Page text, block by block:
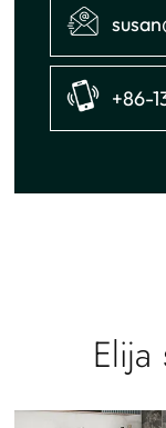
+86-